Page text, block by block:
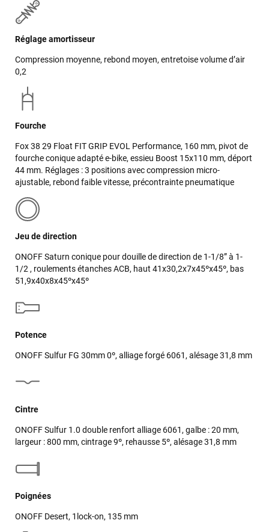
Réglage amortisseur
Compression moyenne, rebond moyen, entretoise volume d’air
0,2
Fourche
Fox 38 29 Float FIT GRIP EVOL Performance, 160 mm, pivot de
fourche conique adapté e-bike, essieu Boost 15x110 mm, déport
44 mm. Réglages : 3 positions avec compression micro-
ajustable, rebond faible vitesse, précontrainte pneumatique
Jeu de direction
ONOFF Saturn conique pour douille de direction de 1-1/8” à 1-
1/2 , roulements étanches ACB, haut 41x30,2x7x45ºx45º, bas
51,9x40x8x45ºx45º
Potence
ONOFF Sulfur FG 30mm 0º, alliage forgé 6061, alésage 31,8 mm
Cintre
ONOFF Sulfur 1.0 double renfort alliage 6061, galbe : 20 mm,
largeur : 800 mm, cintrage 9º, rehausse 5º, alésage 31,8 mm
Poignées
ONOFF Desert, 1lock-on, 135 mm